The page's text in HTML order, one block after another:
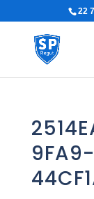
22
9FA9-